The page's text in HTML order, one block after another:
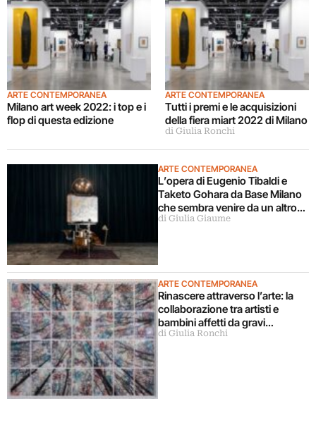
ARTE CONTEMPORANEA
Milano art week 2022: i top e i
flop di questa edizione
ARTE CONTEMPORANEA
Tutti i premi e le acquisizioni
della fiera miart 2022 di Milano
di Giulia Ronchi
ARTE CONTEMPORANEA
L’opera di Eugenio Tibaldi e
Taketo Gohara da Base Milano
che sembra venire da un altro
mondo
di Giulia Giaume
ARTE CONTEMPORANEA
Rinascere attraverso l’arte: la
collaborazione tra artisti e
bambini affetti da gravi
patologie
di Giulia Ronchi